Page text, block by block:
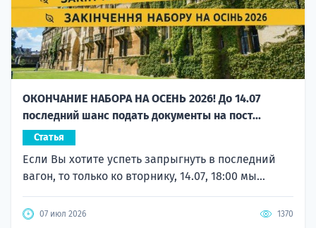
ОКОНЧАНИЕ НАБОРА НА ОСЕНЬ 2026! До 14.07
последний шанс подать документы на пост...
Статья
Если Вы хотите успеть запрыгнуть в последний
вагон, то только ко вторнику, 14.07, 18:00 мы...
07 июл 2026 1370